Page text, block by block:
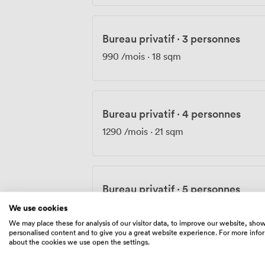
Bureau privatif · 3 personnes
990 /mois · 18 sqm
Bureau privatif · 4 personnes
1290 /mois · 21 sqm
Bureau privatif · 5 personnes
We use cookies
We may place these for analysis of our visitor data, to improve our website,
personalised content and to give you a great website experience. For more
about the cookies we use open the settings.